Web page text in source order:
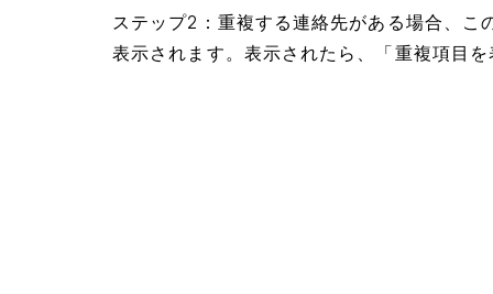
ステップ2：重複する連絡先がある場合、こ
表示されます。表示されたら、「重複項目